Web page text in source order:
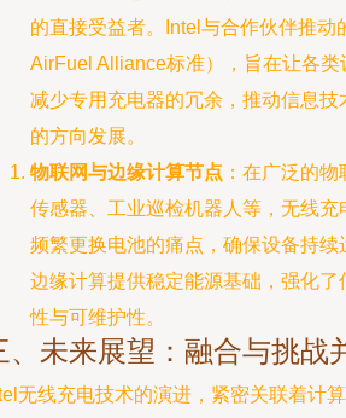
的直接受益者。Intel与合作伙伴推动
AirFuel Alliance标准），旨在让各
减少专用充电器的冗余，推动信息
的方向发展。
物联网与边缘计算节点 ：在广泛的
传感器、工业巡检机器人等，无线
频繁更换电池的痛点，确保设备持
边缘计算提供稳定能源基础，强化
性与可维护性。
、未来展望：融合与挑战
无线充电技术的演进，紧密关联着计